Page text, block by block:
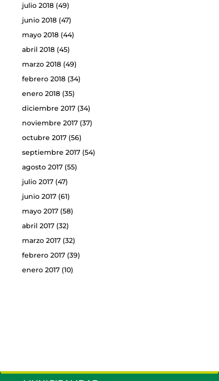
julio 2018(49)
junio 2018(47)
mayo 2018(44)
abril 2018(45)
marzo 2018(49)
febrero 2018(34)
enero 2018(35)
diciembre 2017(34)
noviembre 2017(37)
octubre 2017(56)
septiembre 2017(54)
agosto 2017(55)
julio 2017(47)
junio 2017(61)
mayo 2017(58)
abril 2017(32)
marzo 2017(32)
febrero 2017(39)
enero 2017(10)